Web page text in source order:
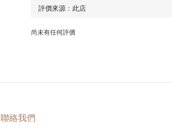
尚未有任何評價
聯絡我們